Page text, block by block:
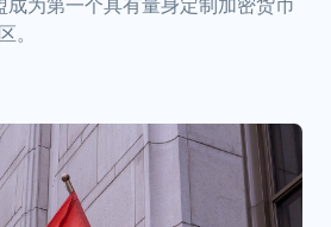
为第一个具有量身定制加密货币
。